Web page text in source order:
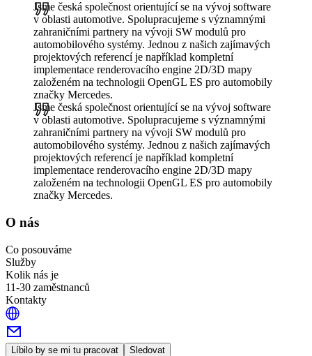
Jsme česká společnost orientující se na vývoj software
v oblasti automotive. Spolupracujeme s významnými
zahraničními partnery na vývoji SW modulů pro
automobilového systémy. Jednou z našich zajímavých
projektových referencí je například kompletní
implementace renderovacího engine 2D/3D mapy
založeném na technologii OpenGL ES pro automobily
značky Mercedes.
Jsme česká společnost orientující se na vývoj software
v oblasti automotive. Spolupracujeme s významnými
zahraničními partnery na vývoji SW modulů pro
automobilového systémy. Jednou z našich zajímavých
projektových referencí je například kompletní
implementace renderovacího engine 2D/3D mapy
založeném na technologii OpenGL ES pro automobily
značky Mercedes.
O nás
Co posouváme
Služby
Kolik nás je
11-30 zaměstnanců
Kontakty
Líbilo by se mi tu pracovat Sledovat